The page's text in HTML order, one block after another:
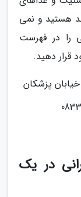
هستید و نمی
را در فهرست
قرار دهید.
خیابان پزشکان
در یک